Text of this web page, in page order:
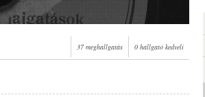
37 meghallgatás 0 hallgató kedveli